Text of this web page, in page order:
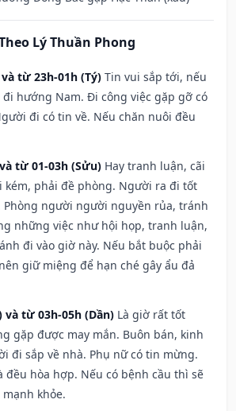
Lý Thuần Phong
từ 23h-01h (Tý) Tin vui sắp tới, nếu
hướng Nam. Đi công việc gặp gỡ có
đi có tin về. Nếu chăn nuôi đều
từ 01-03h (Sửu) Hay tranh luận, cãi
kém, phải đề phòng. Người ra đi tốt
Phòng người người nguyền rủa, tránh
những việc như hội họp, tranh luận,
đi vào giờ này. Nếu bắt buộc phải
giữ miệng để hạn ché gây ẩu đả
và từ 03h-05h (Dần) Là giờ rất tốt
gặp được may mắn. Buôn bán, kinh
đi sắp về nhà. Phụ nữ có tin mừng.
đều hòa hợp. Nếu có bệnh cầu thì sẽ
khỏe.